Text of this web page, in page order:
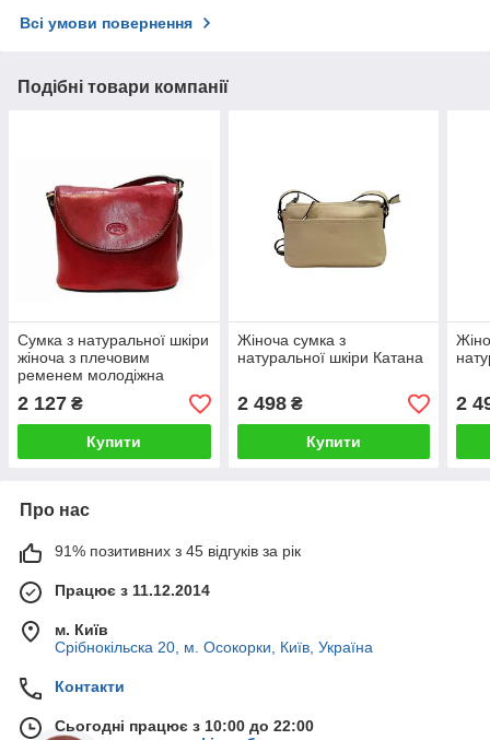
Всі умови повернення
Подібні товари компанії
Сумка з натуральної шкіри
жіноча з плечовим
ременем молодіжна
2 127 ₴
Купити
Жіноча сумка з
натуральної шкіри Катана
2 498₴
Купити
2
Про нас
91% позитивних з 45 відгуків за рік
Працює з 11.12.2014
м. Київ
Срібнокільска 20, м. Осокорки, Київ, Україна
Контакти
Сьогодні працює з 10:00 до 22:00